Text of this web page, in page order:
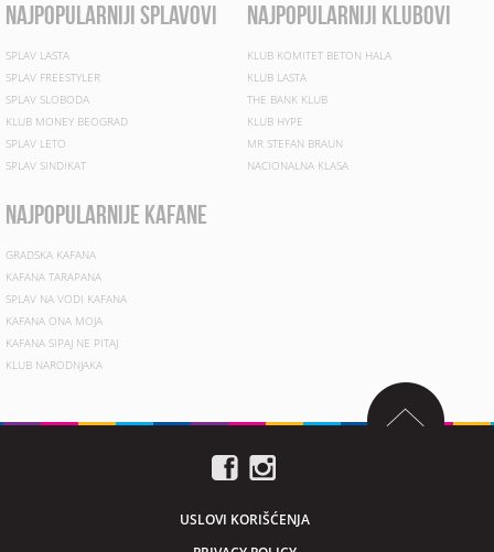
najpopularniji splavovi
SPLAV LASTA
SPLAV FREESTYLER
SPLAV SLOBODA
KLUB MONEY BEOGRAD
SPLAV LETO
SPLAV SINDIKAT
najpopularniji klubovi
KLUB KOMITET BETON HALA
KLUB LASTA
THE BANK KLUB
KLUB HYPE
MR STEFAN BRAUN
NACIONALNA KLASA
najpopularnije kafane
GRADSKA KAFANA
KAFANA TARAPANA
SPLAV NA VODI KAFANA
KAFANA ONA MOJA
KAFANA SIPAJ NE PITAJ
KLUB NARODNJAKA
USLOVI KORIŠĆENJA